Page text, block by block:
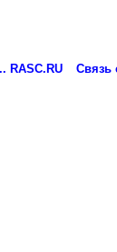
RASC.RU Связь